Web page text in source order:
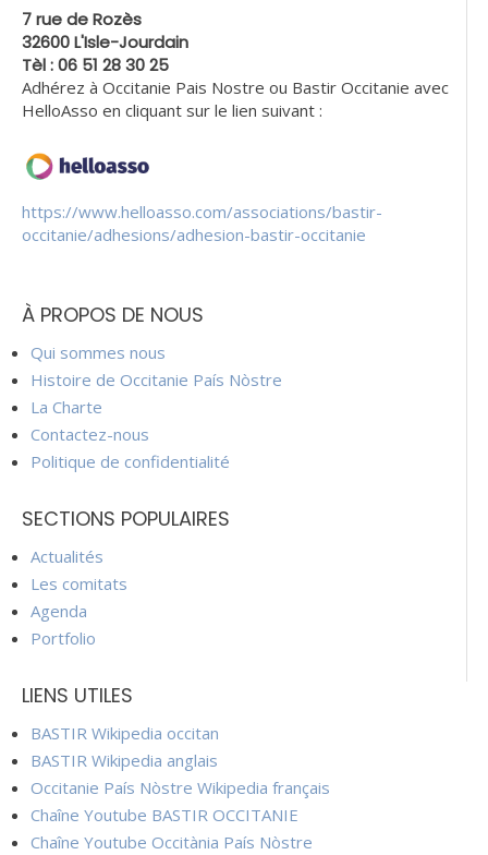
7 rue de Rozès
32600 L'Isle-Jourdain
Tèl : 06 51 28 30 25
Adhérez à Occitanie Pais Nostre ou Bastir Occitanie avec
HelloAsso en cliquant sur le lien suivant :
https://www.helloasso.com/associations/bastir-
occitanie/adhesions/adhesion-bastir-occitanie
À PROPOS DE NOUS
Qui sommes nous
Histoire de Occitanie País Nòstre
La Charte
Contactez-nous
Politique de confidentialité
SECTIONS POPULAIRES
Actualités
Les comitats
Agenda
Portfolio
LIENS UTILES
BASTIR Wikipedia occitan
BASTIR Wikipedia anglais
Occitanie País Nòstre Wikipedia français
Chaîne Youtube BASTIR OCCITANIE
Chaîne Youtube Occitània País Nòstre